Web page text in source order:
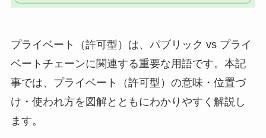
プライベート（許可型）は、パブリック vs プライ
ベートチェーンに関連する重要な用語です。本記
事では、プライベート（許可型）の意味・位置づ
け・使われ方を図解とともにわかりやすく解説し
ます。